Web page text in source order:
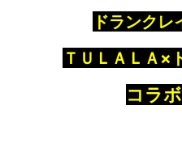
ドランクレ
ＴＵＬＡＬＡ×
コラ